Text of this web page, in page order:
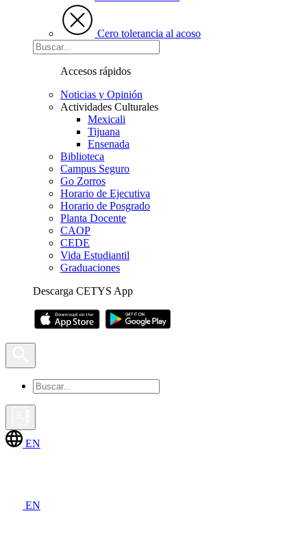
Cero tolerancia al acoso
Accesos rápidos
Noticias y Opinión
Actividades Culturales
Mexicali
Tijuana
Ensenada
Biblioteca
Campus Seguro
Go Zorros
Horario de Ejecutiva
Horario de Posgrado
Planta Docente
CAOP
CEDE
Vida Estudiantil
Graduaciones
Descarga CETYS App
EN
EN